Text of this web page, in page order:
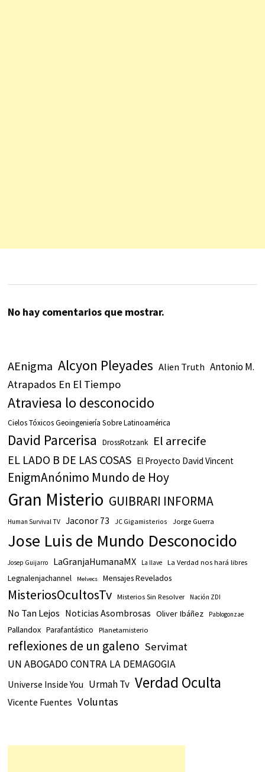
No hay comentarios que mostrar.
AEnigma Alcyon Pleyades Alien Truth Antonio M.
Atrapados En El Tiempo
Atraviesa lo desconocido
Cielos Tóxicos Geoingeniería Sobre Latinoamérica
David Parcerisa DrossRotzank El arrecife
EL LADO B DE LAS COSAS El Proyecto David Vincent
EnigmAnónimo Mundo de Hoy
Gran Misterio GUIBRARI INFORMA
Human Survival TV Jaconor 73 JC Gigamisterios Jorge Guerra
Jose Luis de Mundo Desconocido
Josep Guijarro LaGranjaHumanaMX La llave La Verdad nos hará libres
Legnalenjachannel Melvecs Mensajes Revelados
MisteriosOcultosTv Misterios Sin Resolver Nación ZDI
No Tan Lejos Noticias Asombrosas Oliver Ibáñez Pablogonzae
Pallandox Parafantástico Planetamisterio
reflexiones de un galeno Servimat
UN ABOGADO CONTRA LA DEMAGOGIA
Universe Inside You Urmah Tv Verdad Oculta
Vicente Fuentes Voluntas